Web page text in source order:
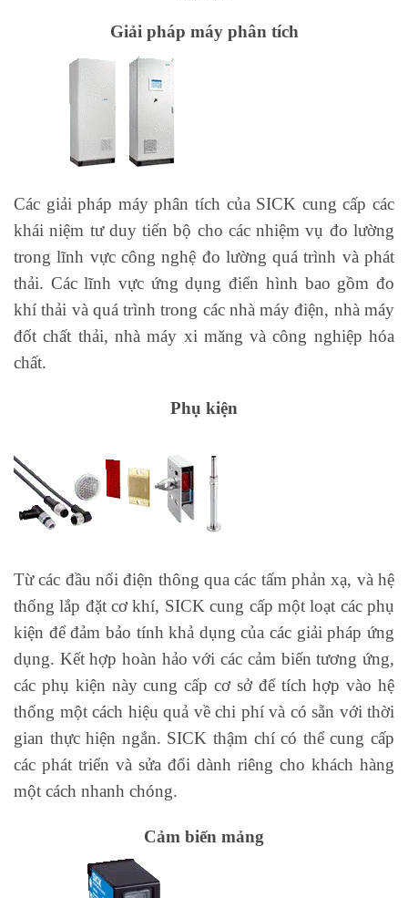
Giải pháp máy phân tích
Các giải pháp máy phân tích của SICK cung cấp các
khái niệm tư duy tiến bộ cho các nhiệm vụ đo lường
trong lĩnh vực công nghệ đo lường quá trình và phát
thải. Các lĩnh vực ứng dụng điển hình bao gồm đo
khí thải và quá trình trong các nhà máy điện, nhà máy
đốt chất thải, nhà máy xi măng và công nghiệp hóa
chất.
Phụ kiện
Từ các đầu nối điện thông qua các tấm phản xạ, và hệ
thống lắp đặt cơ khí, SICK cung cấp một loạt các phụ
kiện để đảm bảo tính khả dụng của các giải pháp ứng
dụng. Kết hợp hoàn hảo với các cảm biến tương ứng,
các phụ kiện này cung cấp cơ sở để tích hợp vào hệ
thống một cách hiệu quả về chi phí và có sẵn với thời
gian thực hiện ngắn. SICK thậm chí có thể cung cấp
các phát triển và sửa đổi dành riêng cho khách hàng
một cách nhanh chóng.
Cảm biến mảng